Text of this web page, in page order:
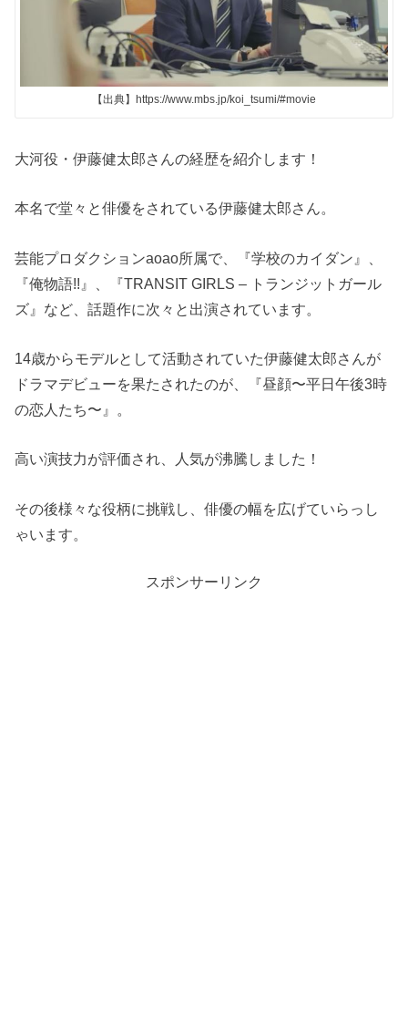
【出典】https://www.mbs.jp/koi_tsumi/#movie
大河役・伊藤健太郎さんの経歴を紹介します！
本名で堂々と俳優をされている伊藤健太郎さん。
芸能プロダクションaoao所属で、『学校のカイダン』、
『俺物語!!』、『TRANSIT GIRLS – トランジットガール
ズ』など、話題作に次々と出演されています。
14歳からモデルとして活動されていた伊藤健太郎さんが
ドラマデビューを果たされたのが、『昼顔〜平日午後3時
の恋人たち〜』。
高い演技力が評価され、人気が沸騰しました！
その後様々な役柄に挑戦し、俳優の幅を広げていらっし
ゃいます。
スポンサーリンク